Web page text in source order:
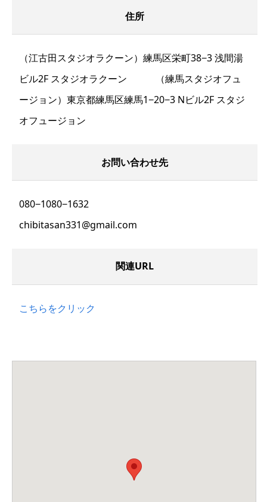
住所
（江古田スタジオラクーン）練馬区栄町38−3 浅間湯
ビル2F スタジオラクーン （練馬スタジオフュ
ージョン）東京都練馬区練馬1−20−3 Nビル2F スタジ
オフュージョン
お問い合わせ先
080−1080−1632
chibitasan331@gmail.com
関連URL
こちらをクリック